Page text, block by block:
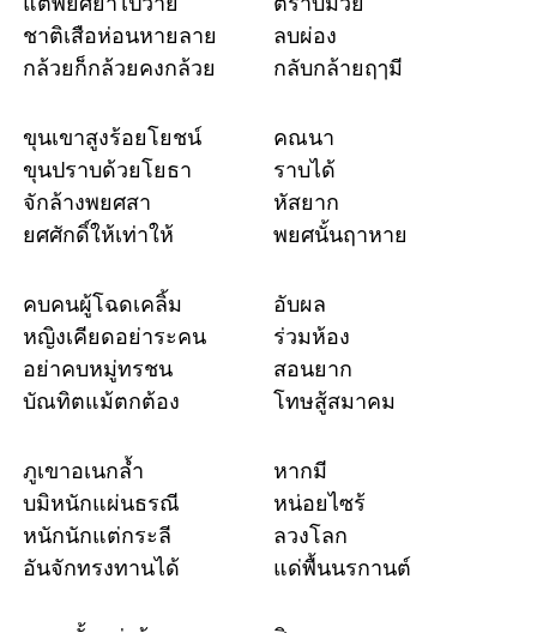
ชาติเสือห่อนหายลาย
กล้วยก็กล้วยคงกล้วย
ลบผ่อง
กลับกล้ายฤๅมี
ขุนเขาสูงร้อยโยชน์
ขุนปราบด้วยโยธา
จักล้างพยศสา
ยศศักดิ์ให้เท่าให้
คณนา
ราบได้
หัสยาก
พยศนั้นฤาหาย
คบคนผู้โฉดเคลิ้ม
หญิงเคียดอย่าระคน
อย่าคบหมู่ทรชน
บัณทิตแม้ตกต้อง
อับผล
ร่วมห้อง
สอนยาก
โทษสู้สมาคม
ภูเขาอเนกล้ำ
บมิหนักแผ่นธรณี
หนักนักแต่กระลี
อันจักทรงทานได้
หากมี
หน่อยไซร้
ลวงโลก
แด่พื้นนรกานต์